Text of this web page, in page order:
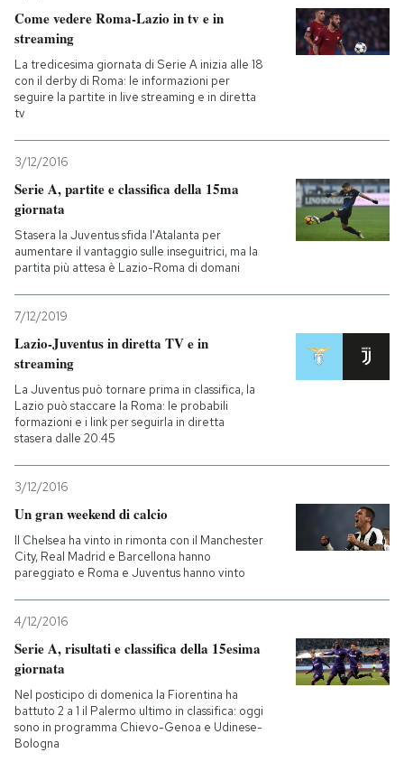
Come vedere Roma-Lazio in tv e in
streaming
La tredicesima giornata di Serie A inizia alle 18
con il derby di Roma: le informazioni per
seguire la partite in live streaming e in diretta
tv
3/12/2016
Serie A, partite e classifica della 15ma
giornata
Stasera la Juventus sfida l'Atalanta per
aumentare il vantaggio sulle inseguitrici, ma la
partita più attesa è Lazio-Roma di domani
7/12/2019
Lazio-Juventus in diretta TV e in
streaming
La Juventus può tornare prima in classifica, la
Lazio può staccare la Roma: le probabili
formazioni e i link per seguirla in diretta
stasera dalle 20.45
3/12/2016
Un gran weekend di calcio
Il Chelsea ha vinto in rimonta con il Manchester
City, Real Madrid e Barcellona hanno
pareggiato e Roma e Juventus hanno vinto
4/12/2016
Serie A, risultati e classifica della 15esima
giornata
Nel posticipo di domenica la Fiorentina ha
battuto 2 a 1 il Palermo ultimo in classifica: oggi
sono in programma Chievo-Genoa e Udinese-
Bologna